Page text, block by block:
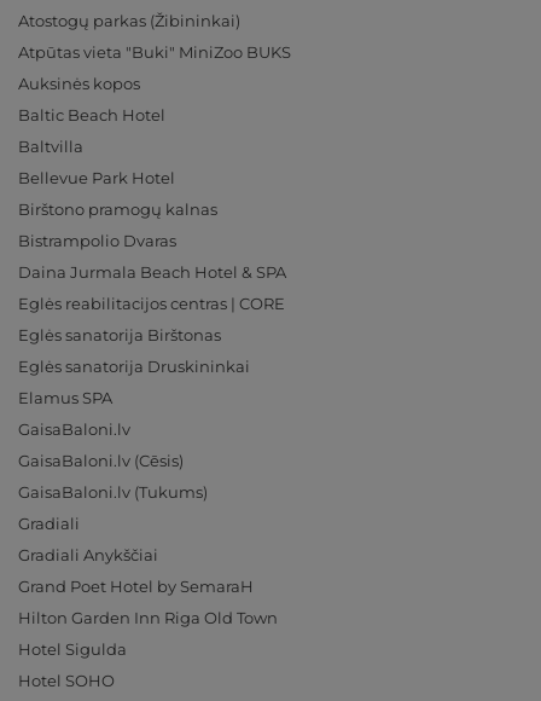
Atostogų parkas (Žibininkai)
Atpūtas vieta "Buki" MiniZoo BUKS
Auksinės kopos
Baltic Beach Hotel
Baltvilla
Bellevue Park Hotel
Birštono pramogų kalnas
Bistrampolio Dvaras
Daina Jurmala Beach Hotel & SPA
Eglės reabilitacijos centras | CORE
Eglės sanatorija Birštonas
Eglės sanatorija Druskininkai
Elamus SPA
GaisaBaloni.lv
GaisaBaloni.lv (Cēsis)
GaisaBaloni.lv (Tukums)
Gradiali
Gradiali Anykščiai
Grand Poet Hotel by SemaraH
Hilton Garden Inn Riga Old Town
Hotel Sigulda
Hotel SOHO